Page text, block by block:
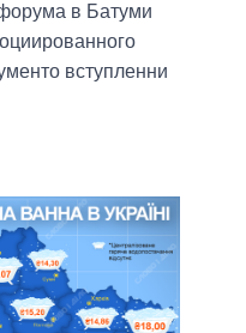
в Батуми
вступленни